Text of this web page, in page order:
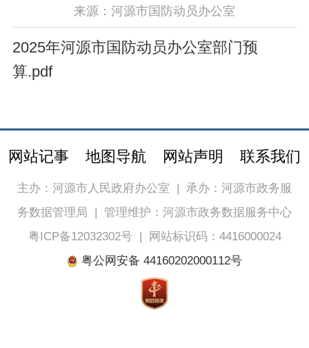
来源：河源市国防动员办公室
2025年河源市国防动员办公室部门预
算.pdf
网站记事 地图导航 网站声明 联系我们
主办：河源市人民政府办公室 | 承办：河源市政务服
务数据管理局 | 管理维护：河源市政务数据服务中心
粤ICP备12032302号|
网站标识码：4416000024
粤公网安备 44160202000112号